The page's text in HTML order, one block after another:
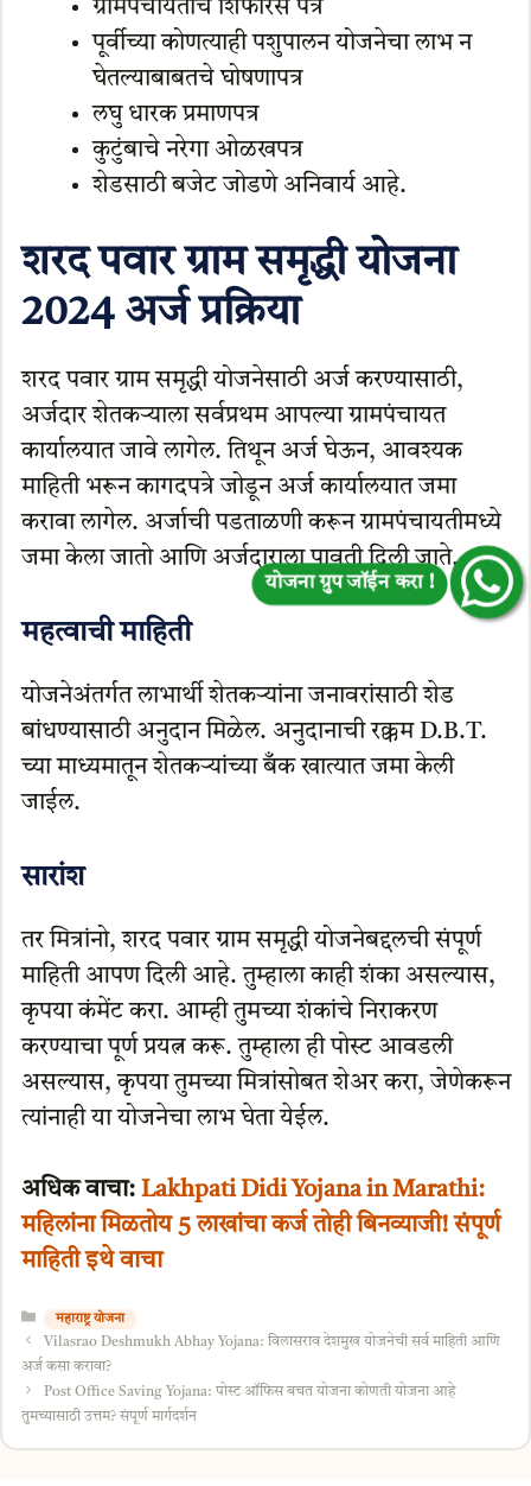
ग्रामपंचायतीचे शिफारस पत्र
पूर्वीच्या कोणत्याही पशुपालन योजनेचा लाभ न
घेतल्याबाबतचे घोषणापत्र
लघु धारक प्रमाणपत्र
कुटुंबाचे नरेगा ओळखपत्र
शेडसाठी बजेट जोडणे अनिवार्य आहे.
शरद पवार ग्राम समृद्धी योजना
2024 अर्ज प्रक्रिया
शरद पवार ग्राम समृद्धी योजनेसाठी अर्ज करण्यासाठी,
अर्जदार शेतकऱ्याला सर्वप्रथम आपल्या ग्रामपंचायत
कार्यालयात जावे लागेल. तिथून अर्ज घेऊन, आवश्यक
माहिती भरून कागदपत्रे जोडून अर्ज कार्यालयात जमा
करावा लागेल. अर्जाची पडताळणी करून ग्रामपंचायतीमध्ये
जमा केला जातो आणि अर्जदाराला पावती दिली जाते.
महत्वाची माहिती
योजनेअंतर्गत लाभार्थी शेतकऱ्यांना जनावरांसाठी शेड
बांधण्यासाठी अनुदान मिळेल. अनुदानाची रक्कम D.B.T.
च्या माध्यमातून शेतकऱ्यांच्या बँक खात्यात जमा केली
जाईल.
सारांश
तर मित्रांनो, शरद पवार ग्राम समृद्धी योजनेबद्दलची संपूर्ण
माहिती आपण दिली आहे. तुम्हाला काही शंका असल्यास,
कृपया कंमेंट करा. आम्ही तुमच्या शंकांचे निराकरण
करण्याचा पूर्ण प्रयत्न करू. तुम्हाला ही पोस्ट आवडली
असल्यास, कृपया तुमच्या मित्रांसोबत शेअर करा, जेणेकरून
त्यांनाही या योजनेचा लाभ घेता येईल.
अधिक वाचा: Lakhpati Didi Yojana in Marathi:
महिलांना मिळतोय 5 लाखांचा कर्ज तोही बिनव्याजी! संपूर्ण
माहिती इथे वाचा
Categories
महाराष्ट्र योजना
Vilasrao Deshmukh Abhay Yojana: विलासराव देशमुख योजनेची सर्व माहिती आणि
अर्ज कसा करावा?
Post Office Saving Yojana: पोस्ट ऑफिस बचत योजना कोणती योजना आहे
तुमच्यासाठी उत्तम? संपूर्ण मार्गदर्शन
योजना ग्रुप जॉईन करा !